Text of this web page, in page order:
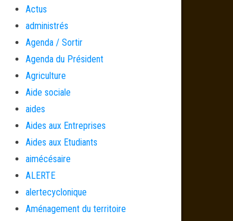
Actus
administrés
Agenda / Sortir
Agenda du Président
Agriculture
Aide sociale
aides
Aides aux Entreprises
Aides aux Etudiants
aimécésaire
ALERTE
alertecyclonique
Aménagement du territoire